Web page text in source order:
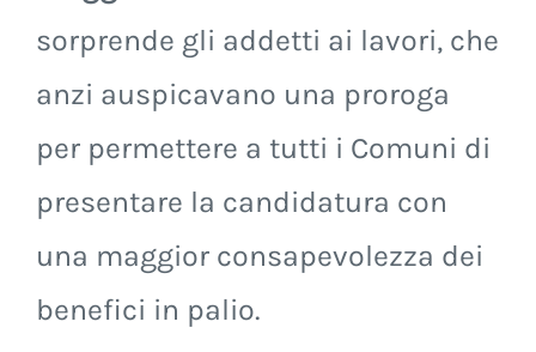
sorprende gli addetti ai lavori, che
anzi auspicavano una proroga
per permettere a tutti i Comuni di
presentare la candidatura con
una maggior consapevolezza dei
benefici in palio.